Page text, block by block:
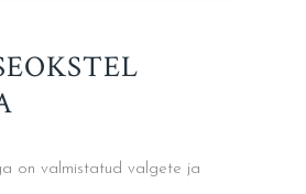
on valmistatud valgete ja